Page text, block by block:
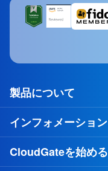
製品について
インフォメーション
CloudGateを始める